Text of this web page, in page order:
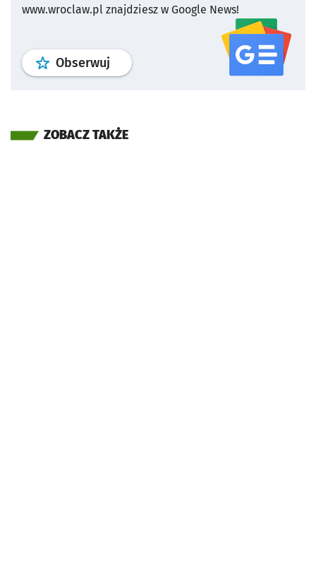
www.wroclaw.pl znajdziesz w Google News!
Obserwuj profil serwisu
ZOBACZ TAKŻE